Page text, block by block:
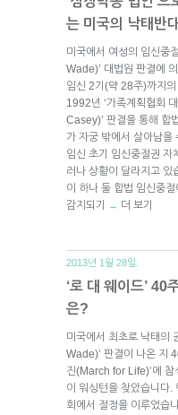
는 미국의 낙태반
미국에서 여성의 임신중
Wade)’ 대법원 판결에
임신 2기(약 28주)까지
1992년 ‘가족계획협회
Casey)’ 판결을 통해 합
가 자궁 밖에서 살아남을
임신 초기 임신중절권 자
러나 상황이 달라지고 있
이 하나 둘 합법 임신중
감지되기
→ 더 보기
2013년 1월 28일.
‘로 대 웨이드’ 40
은?
미국에서 최초로 낙태의
Wade)’ 판결이 나온 지
진(March for Life)’에 참
이 워싱턴을 찾았습니다.
회에서 절정을 이루었습